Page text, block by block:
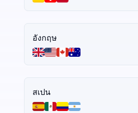
อังกฤษ
สเปน